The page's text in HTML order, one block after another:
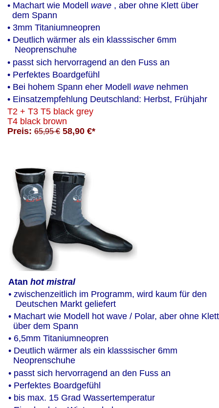
Atan hot mistral
• zwischenzeitlich im Programm, wird kaum für den
   Deutschen Markt geliefert
• Machart wie Modell hot wave / Polar, aber ohne
  über dem Spann
• 6,5mm Titaniumneopren
• Deutlich wärmer als ein klasssischer 6mm
  Neoprenschuhe
• passt sich hervorragend an den Fuss an
• Perfektes Boardgefühl
• bis max. 15 Grad Wassertemperatur
• Machart wie Modell wave , aber ohne Klett über
  dem Spann
• 3mm Titaniumneopren
• Deutlich wärmer als ein klasssischer 6mm
   Neoprenschuhe
• passt sich hervorragend an den Fuss an
• Perfektes Boardgefühl
• Bei hohem Spann eher Modell wave nehmen
• Einsatzempfehlung Deutschland: Herbst, Frühjahr
T2 + T3 T5 black grey
T4 black brown
Preis: 65,95 € 58,90 €*